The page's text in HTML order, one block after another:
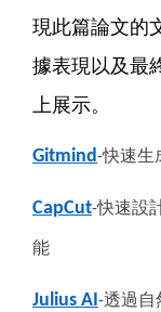
現此篇論文的
據表現以及最
上展示。
Gitmind-快速生
CapCut-快速設
能
Julius AI -透過自